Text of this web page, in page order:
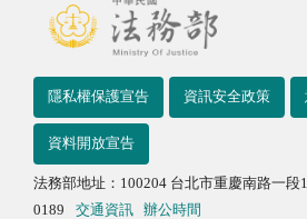
隱私權保護宣告 資訊安全政策
資料開放宣告
法務部地址：100204 台北市重慶南路一
0189
交通資訊
辦公時間